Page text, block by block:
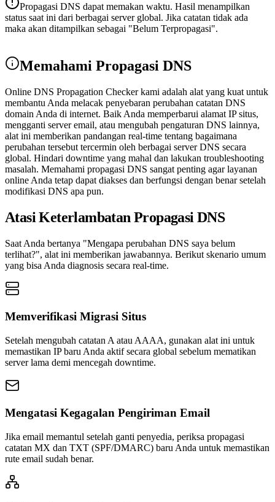
Propagasi DNS dapat memakan waktu. Hasil menampilkan
status saat ini dari berbagai server global. Jika catatan tidak ada
maka akan ditampilkan sebagai "Belum Terpropagasi".
Memahami Propagasi DNS
Online DNS Propagation Checker kami adalah alat yang kuat untuk
membantu Anda melacak penyebaran perubahan catatan DNS
domain Anda di internet. Baik Anda memperbarui alamat IP situs,
mengganti server email, atau mengubah pengaturan DNS lainnya,
alat ini memberikan pandangan real‑time tentang bagaimana
perubahan tersebut tercermin oleh berbagai server DNS secara
global. Hindari downtime yang mahal dan lakukan troubleshooting
masalah. Memahami propagasi DNS sangat penting agar layanan
online Anda tetap dapat diakses dan berfungsi dengan benar setelah
modifikasi DNS apa pun.
Atasi Keterlambatan Propagasi DNS
Saat Anda bertanya "Mengapa perubahan DNS saya belum
terlihat?", alat ini memberikan jawabannya. Berikut skenario umum
yang bisa Anda diagnosis secara real‑time.
Memverifikasi Migrasi Situs
Setelah mengubah catatan A atau AAAA, gunakan alat ini untuk
memastikan IP baru Anda aktif secara global sebelum mematikan
server lama demi mencegah downtime.
Mengatasi Kegagalan Pengiriman Email
Jika email memantul setelah ganti penyedia, periksa propagasi
catatan MX dan TXT (SPF/DMARC) baru Anda untuk memastikan
rute email sudah benar.